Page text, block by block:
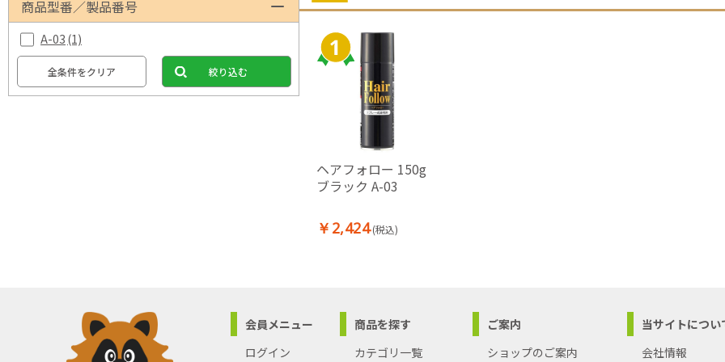
商品型番／製品番号
A-03 (1)
全条件をクリア 絞り込む
ヘアフォロー 150g
ブラック A-03
￥2,424 (税込)
会員メニュー
ログイン
商品を探す
カテゴリ一覧
ご案内
ショップのご案内
当サイトについ
会社情報